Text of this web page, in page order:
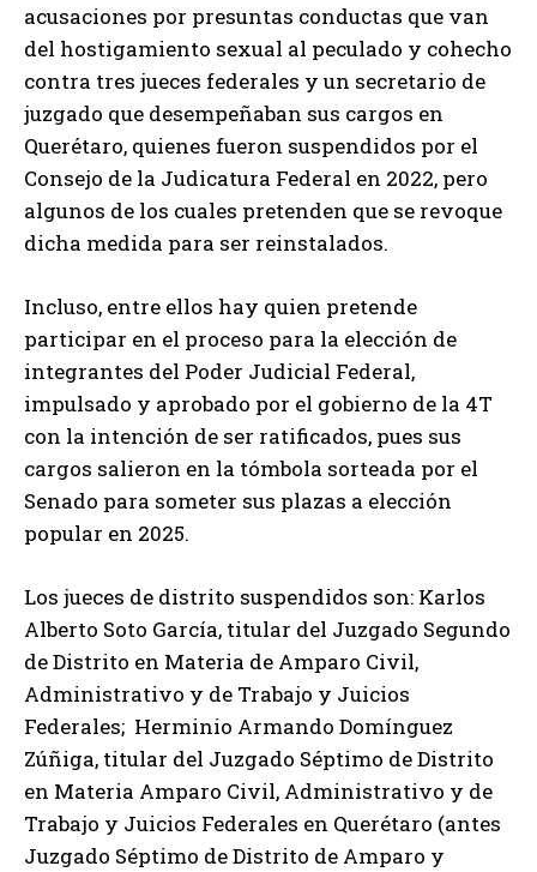
acusaciones por presuntas conductas que van
del hostigamiento sexual al peculado y cohecho
contra tres jueces federales y un secretario de
juzgado que desempeñaban sus cargos en
Querétaro, quienes fueron suspendidos por el
Consejo de la Judicatura Federal en 2022, pero
algunos de los cuales pretenden que se revoque
dicha medida para ser reinstalados.
Incluso, entre ellos hay quien pretende
participar en el proceso para la elección de
integrantes del Poder Judicial Federal,
impulsado y aprobado por el gobierno de la 4T
con la intención de ser ratificados, pues sus
cargos salieron en la tómbola sorteada por el
Senado para someter sus plazas a elección
popular en 2025.
Los jueces de distrito suspendidos son: Karlos
Alberto Soto García, titular del Juzgado Segundo
de Distrito en Materia de Amparo Civil,
Administrativo y de Trabajo y Juicios
Federales; Herminio Armando Domínguez
Zúñiga, titular del Juzgado Séptimo de Distrito
en Materia Amparo Civil, Administrativo y de
Trabajo y Juicios Federales en Querétaro (antes
Juzgado Séptimo de Distrito de Amparo y